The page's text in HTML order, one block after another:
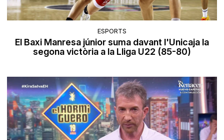
ESPORTS
El Baxi Manresa júnior suma davant l'Unicaja la
segona victòria a la Lliga U22 (85-80)